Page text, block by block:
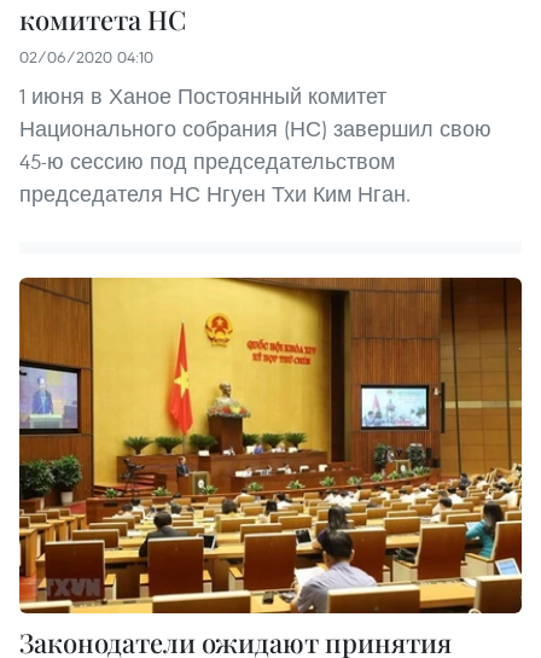
комитета НС
02/06/2020 04:10
1 июня в Ханое Постоянный комитет
Национального собрания (НС) завершил свою
45-ю сессию под председательством
председателя НС Нгуен Тхи Ким Нган.
Законодатели ожидают принятия